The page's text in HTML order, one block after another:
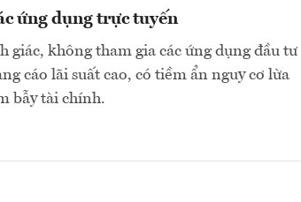
ứng dụng trực tuyến
giác, không tham gia các ứng dụng đầu tư
cáo lãi suất cao, có tiềm ẩn nguy cơ lừa
bẫy tài chính.